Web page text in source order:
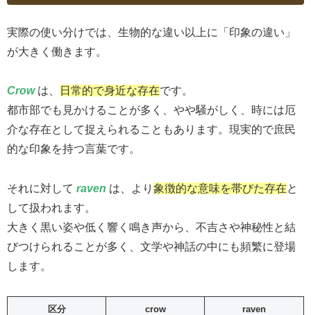
実際の使い分けでは、生物的な違い以上に「印象の違い」
が大きく働きます。
Crow は、 日常的で身近な存在です。
都市部でも見かけることが多く、やや騒がしく、時には厄
介な存在として捉えられることもあります。現実的で庶民
的な印象を持つ言葉です。
それに対して raven は、より 象徴的な意味を帯びた存在と
して扱われます。
大きく黒い姿や低く響く鳴き声から、不吉さや神秘性と結
びつけられることが多く、文学や神話の中にも頻繁に登場
します。
区分 crow raven